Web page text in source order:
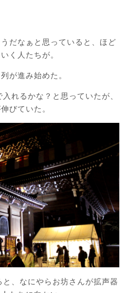
だなぁと思っていると、ほど
く人たちが。
が進み始めた。
れるかな？と思っていたが、
びていた。
、なにやらお坊さんが拡声器